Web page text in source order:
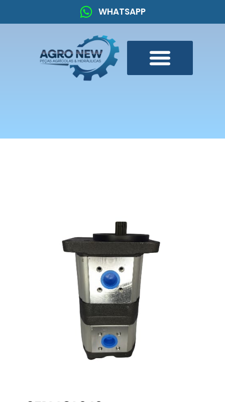
WHATSAPP